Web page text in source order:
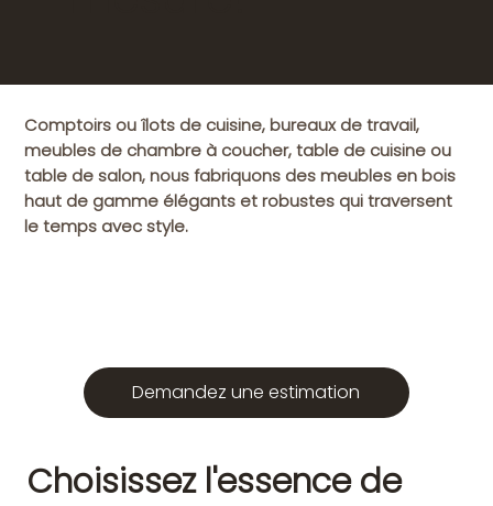
Comptoirs ou îlots de cuisine, bureaux de travail,
meubles de chambre à coucher, table de cuisine ou
table de salon, nous fabriquons des meubles en bois
haut de gamme élégants et robustes qui traversent
le temps avec style.
Demandez une estimation
Choisissez l'essence de